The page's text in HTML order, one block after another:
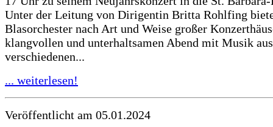
Unter der Leitung von Dirigentin Britta Rohlfing
Blasorchester nach Art und Weise großer
klangvollen und unterhaltsamen Abend mit Musik
verschiedenen...
... weiterlesen!
Veröffentlicht am 05.01.2024